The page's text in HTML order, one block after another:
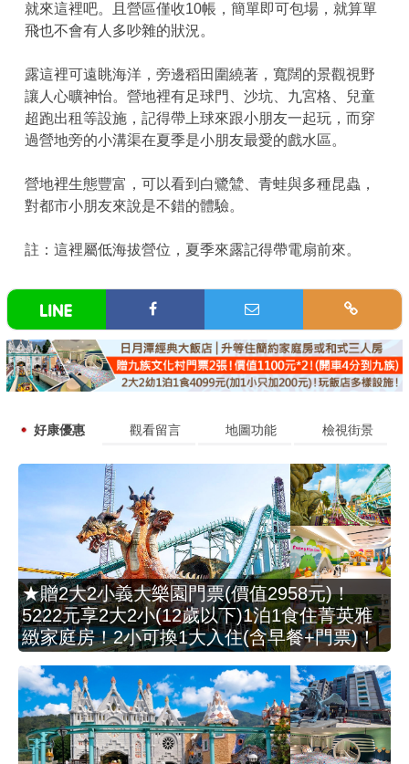
就來這裡吧。且營區僅收10帳，簡單即可包場，就算單
飛也不會有人多吵雜的狀況。
露這裡可遠眺海洋，旁邊稻田圍繞著，寬闊的景觀視野
讓人心曠神怡。營地裡有足球門、沙坑、九宮格、兒童
超跑出租等設施，記得帶上球來跟小朋友一起玩，而穿
過營地旁的小溝渠在夏季是小朋友最愛的戲水區。
營地裡生態豐富，可以看到白鷺鷥、青蛙與多種昆蟲，
對都市小朋友來說是不錯的體驗。
註：這裡屬低海拔營位，夏季來露記得帶電扇前來。
好康優惠 觀看留言 地圖功能 檢視街景
★贈2大2小義大樂園門票(價值2958元)！
5222元享2大2小(12歲以下)1泊1食住菁英雅
緻家庭房！2小可換1大入住(含早餐+門票)！